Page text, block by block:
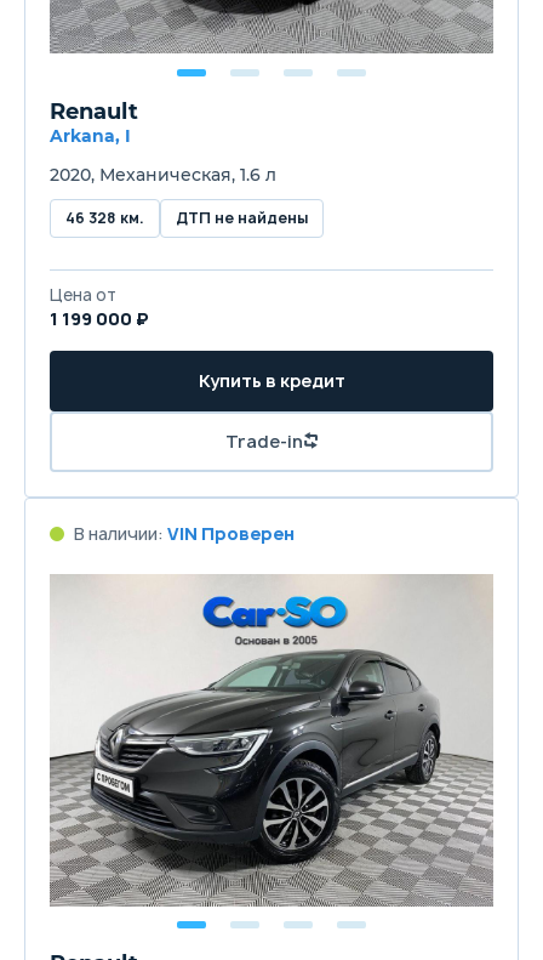
Renault
Arkana, I
2020, Механическая, 1.6 л
46 328 км. ДТП не найдены
Цена от
1 199 000 ₽
Купить в кредит
Trade-in
В наличии: VIN Проверен